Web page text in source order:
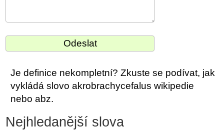
Je definice nekompletní? Zkuste se podívat, jak
vykládá slovo akrobrachycefalus wikipedie
nebo abz.
Nejhledanější slova